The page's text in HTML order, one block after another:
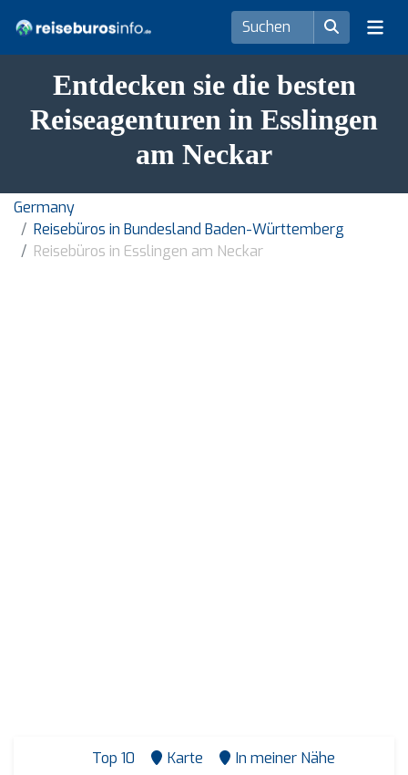
Entdecken sie die besten
Reiseagenturen in Esslingen
am Neckar
Germany
Reisebüros in Bundesland Baden-Württemberg
Reisebüros in Esslingen am Neckar
Top 10 Karte In meiner Nähe